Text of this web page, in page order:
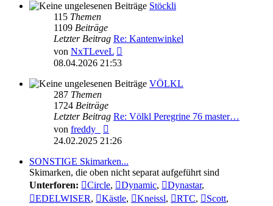
Stöckli
115 Themen
1109 Beiträge
Letzter Beitrag Re: Kantenwinkel
von NxTLeveL
08.04.2026 21:53
VÖLKL
287 Themen
1724 Beiträge
Letzter Beitrag Re: Völkl Peregrine 76 master…
von freddy_
Beitrag
24.02.2025 21:26
SONSTIGE Skimarken...
Skimarken, die oben nicht separat aufgeführt sind
Unterforen:
Circle, Dynamic, Dynastar,
EDELWISER, Kästle, Kneissl, RTC, Scott,